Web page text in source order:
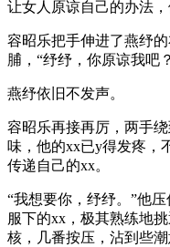
让女人原谅自己的办法，
容昭乐把手伸进了燕纾
脯，“纾纾，你原谅我吧
燕纾依旧不发声。
容昭乐再接再厉，两手
味，他的xx已y得发疼，
传递自己的xx。
“我想要你，纾纾。”他
服下的xx，极其熟练地
核，几番按压，沾到些